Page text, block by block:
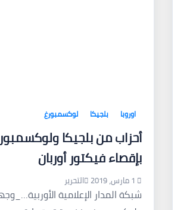
اوروبا بلجيكا لوكسمبورغ
أحزاب من بلجيكا
بإقصاء فيكتور أوربان
1 مارس، 2019 التحرير
شبكة المدار الإعلامية